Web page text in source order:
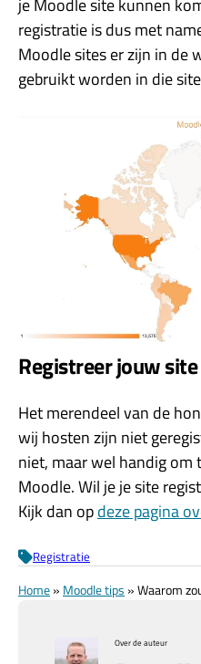
je Moodle site kunnen
registratie is dus met
Moodle sites er zijn in de
gebruikt worden in die
Registreer jouw site
Het merendeel van de
wij hosten zijn niet
niet, maar wel handig om
Moodle. Wil je je site
Kijk dan opdeze pagina
Registratie
Home» Moodle tips »Waarom
Over de auteur